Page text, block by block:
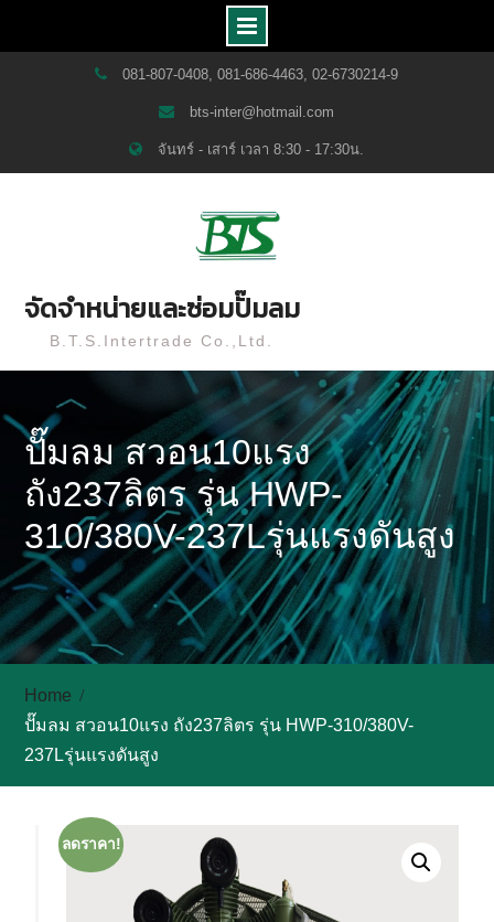
081-807-0408, 081-686-4463, 02-6730214-9
bts-inter@hotmail.com
จันทร์ - เสาร์ เวลา 8:30 - 17:30น.
จัดจำหน่ายและซ่อมปั๊มลม
B.T.S.Intertrade Co.,Ltd.
ปั๊มลม สวอน10แรง
ถัง237ลิตร รุ่น HWP-
310/380V-237Lรุ่นแรงดันสูง
Home
ปั๊มลม สวอน10แรง ถัง237ลิตร รุ่น HWP-310/380V-
237Lรุ่นแรงดันสูง
ลดราคา!